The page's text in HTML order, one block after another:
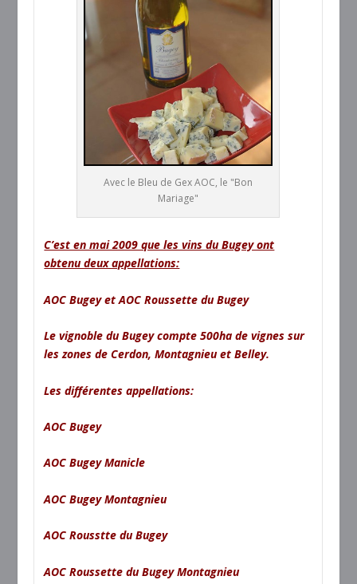
Avec le Bleu de Gex AOC, le "Bon
Mariage"
C’est en mai 2009 que les vins du Bugey ont
obtenu deux appellations:
AOC Bugey et AOC Roussette du Bugey
Le vignoble du Bugey compte 500ha de vignes sur
les zones de Cerdon, Montagnieu et Belley.
Les différentes appellations:
AOC Bugey
AOC Bugey Manicle
AOC Bugey Montagnieu
AOC Rousstte du Bugey
AOC Roussette du Bugey Montagnieu